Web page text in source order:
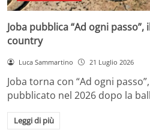
Joba pubblica “Ad ogni
country
Luca Sammartino 21 Luglio 2026
Joba torna con “Ad ogni
pubblicato nel 2026 dopo la
Leggi di più